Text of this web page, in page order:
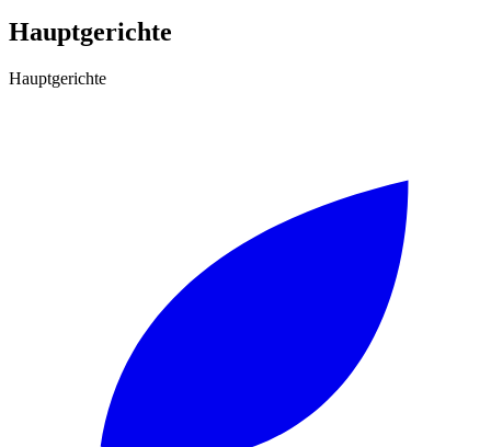
Hauptgerichte
Hauptgerichte